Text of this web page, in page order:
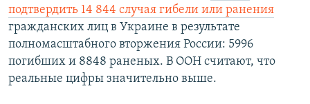
подтвердить 14 844 случая гибели или ранения
гражданских лиц в Украине в результате
полномасштабного вторжения России: 5996
погибших и 8848 раненых. В ООН считают, что
реальные цифры значительно выше.